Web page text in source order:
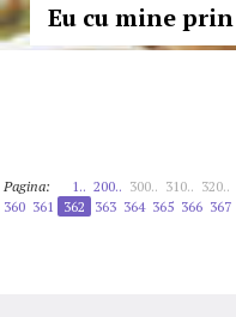
Eu cu mine
Pagina: 1.. 200.. 300.. 310.. 320..
360 361 362 363 364 365 366 367